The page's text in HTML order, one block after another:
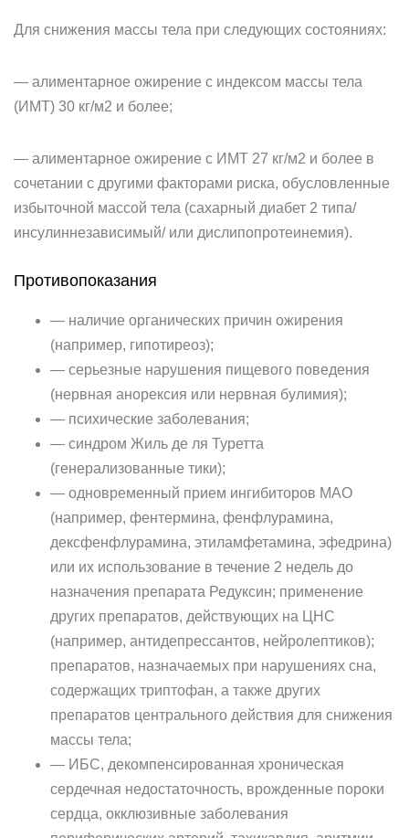
Для снижения массы тела при следующих состояниях:
— алиментарное ожирение с индексом массы тела
(ИМТ) 30 кг/м2 и более;
— алиментарное ожирение с ИМТ 27 кг/м2 и более в
сочетании с другими факторами риска, обусловленные
избыточной массой тела (сахарный диабет 2 типа/
инсулиннезависимый/ или дислипопротеинемия).
Противопоказания
— наличие органических причин ожирения
(например, гипотиреоз);
— серьезные нарушения пищевого поведения
(нервная анорексия или нервная булимия);
— психические заболевания;
— синдром Жиль де ля Туретта
(генерализованные тики);
— одновременный прием ингибиторов МАО
(например, фентермина, фенфлурамина,
дексфенфлурамина, этиламфетамина, эфедрина)
или их использование в течение 2 недель до
назначения препарата Редуксин; применение
других препаратов, действующих на ЦНС
(например, антидепрессантов, нейролептиков);
препаратов, назначаемых при нарушениях сна,
содержащих триптофан, а также других
препаратов центрального действия для снижения
массы тела;
— ИБС, декомпенсированная хроническая
сердечная недостаточность, врожденные пороки
сердца, окклюзивные заболевания